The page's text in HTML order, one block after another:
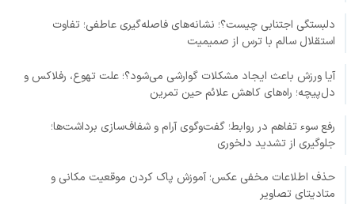
دلبستگی اجتنابی چیست؟؛ نشانه‌های فاصله‌گیری عاطفی؛ تفاوت
استقلال سالم با ترس از صمیمیت
آیا ورزش باعث ایجاد مشکلات گوارشی می‌شود؟؛ علت تهوع، رفلاکس و
دل‌پیچه؛ راه‌های کاهش علائم حین تمرین
رفع سوء تفاهم در روابط؛ گفت‌وگوی آرام و شفاف‌سازی برداشت‌ها؛
جلوگیری از تشدید دلخوری
حذف اطلاعات مخفی عکس؛ آموزش پاک کردن موقعیت مکانی و
متادیتای تصاویر